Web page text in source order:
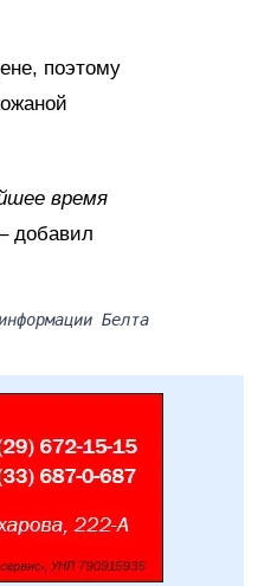
поэтому
время
добавил
Белта